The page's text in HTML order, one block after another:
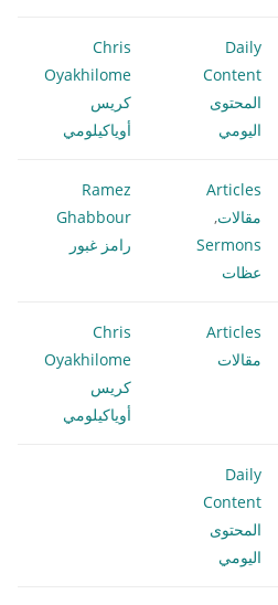
Daily
Content
المحتوى
اليومي
Chris
Oyakhilome
كريس
أوياكيلومي
Articles
مقالات,
Sermons
عظات
Ramez
Ghabbour
رامز غبور
Articles
مقالات
Chris
Oyakhilome
كريس
أوياكيلومي
Daily
Content
المحتوى
اليومي